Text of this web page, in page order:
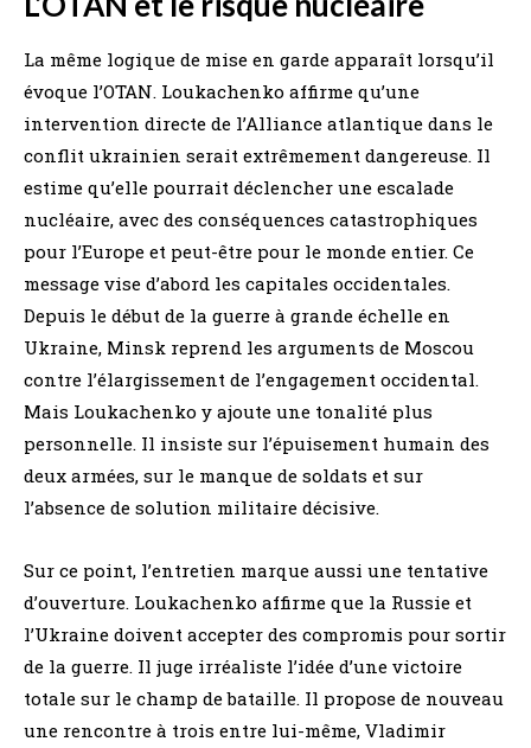
La même logique de mise en garde apparaît lorsqu’il
évoque l’OTAN. Loukachenko affirme qu’une
intervention directe de l’Alliance atlantique dans le
conflit ukrainien serait extrêmement dangereuse. Il
estime qu’elle pourrait déclencher une escalade
nucléaire, avec des conséquences catastrophiques
pour l’Europe et peut-être pour le monde entier. Ce
message vise d’abord les capitales occidentales.
Depuis le début de la guerre à grande échelle en
Ukraine, Minsk reprend les arguments de Moscou
contre l’élargissement de l’engagement occidental.
Mais Loukachenko y ajoute une tonalité plus
personnelle. Il insiste sur l’épuisement humain des
deux armées, sur le manque de soldats et sur
l’absence de solution militaire décisive.
Sur ce point, l’entretien marque aussi une tentative
d’ouverture. Loukachenko affirme que la Russie et
l’Ukraine doivent accepter des compromis pour sortir
de la guerre. Il juge irréaliste l’idée d’une victoire
totale sur le champ de bataille. Il propose de nouveau
une rencontre à trois entre lui-même, Vladimir